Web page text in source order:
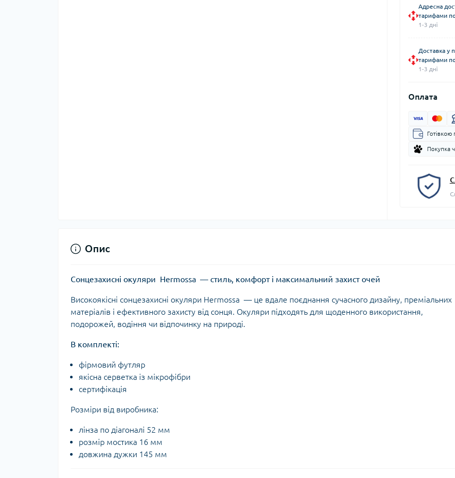
Адресна
тарифами
1-3 дні
Доставка у
тарифами
1-3 дні
Оплата
Готівкою
Покупка
Опис
Сонцезахисні окуляри Hermossa — стиль, комфорт і максимальний захист очей
Високоякісні сонцезахисні окуляри Hermossa — це вдале поєднання сучасного дизайну, преміальних
матеріалів і ефективного захисту від сонця. Окуляри підходять для щоденного використання,
подорожей, водіння чи відпочинку на природі.
В комплекті:
фірмовий футляр
якісна серветка із мікрофібри
сертифікація
Розміри від виробника:
лінза по діагоналі 52 мм
розмір мостика 16 мм
довжина дужки 145 мм